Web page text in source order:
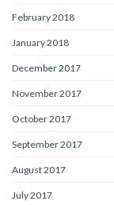
February 2018
January 2018
December 2017
November 2017
October 2017
September 2017
August 2017
July 2017